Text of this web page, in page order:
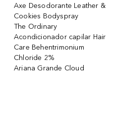
Axe Desodorante Leather &
Cookies Bodyspray
The Ordinary
Acondicionador capilar Hair
Care Behentrimonium
Chloride 2%
Ariana Grande Cloud